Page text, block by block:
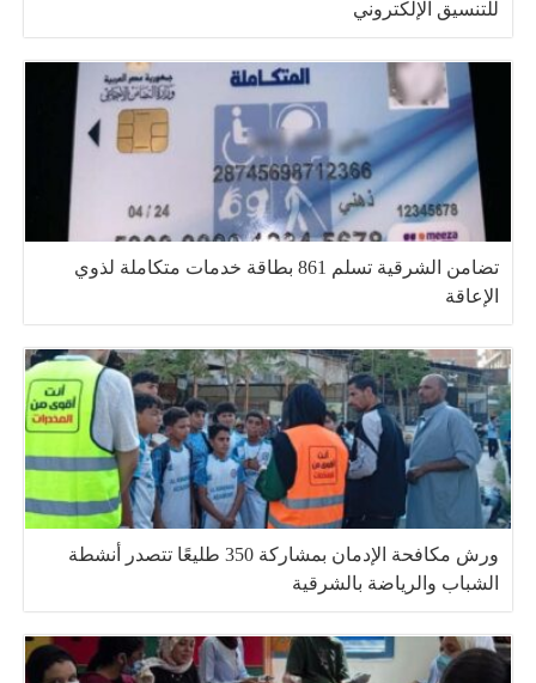
للتنسيق الإلكتروني
تضامن الشرقية تسلم 861 بطاقة خدمات متكاملة لذوي
الإعاقة
ورش مكافحة الإدمان بمشاركة 350 طليعًا تتصدر أنشطة
الشباب والرياضة بالشرقية